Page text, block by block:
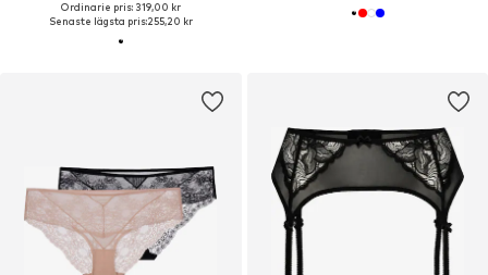
Ordinarie pris: 319,00 kr
Senaste lägsta pris:255,20 kr